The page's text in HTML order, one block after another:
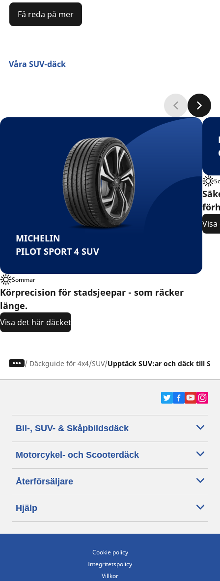
Få reda på mer
Våra SUV-däck
MICHELIN
PILOT SPORT 4 SUV
Sommar
Körprecision för stadsjeepar - som räcker
länge.
Visa det här däcket
/ Däckguide för 4x4/SUV Upptäck SUV:ar och däck till
Bil-, SUV- & Skåpbildsdäck
Motorcykel- och Scooterdäck
Återförsäljare
Hjälp
Cookie policy
Integritetspolicy
Villkor